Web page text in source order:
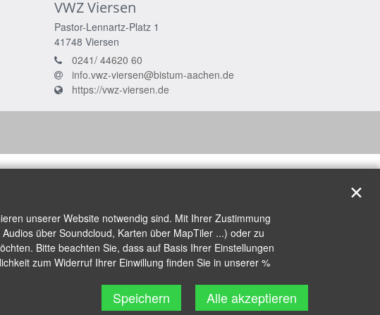
VWZ Viersen
Pastor-Lennartz-Platz 1
41748 Viersen
0241/ 44620 60
info.vwz-viersen@bistum-aachen.de
https://vwz-viersen.de
unserer Website notwendig sind. Mit Ihrer Zustimmung
über Soundcloud, Karten über MapTiler ...) oder zu
Bitte beachten Sie, dass auf Basis Ihrer Einstellungen
zum Widerruf Ihrer Einwillung finden Sie in unserer %
Speichern Alle akzeptieren
✕